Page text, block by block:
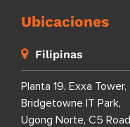
Ubicaciones
Filipinas
Planta 19, Exxa Tower,
Bridgetowne IT Park,
Ugong Norte, C5 Road